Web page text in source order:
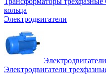
кольца
Электродвигатели
Электродвигатели